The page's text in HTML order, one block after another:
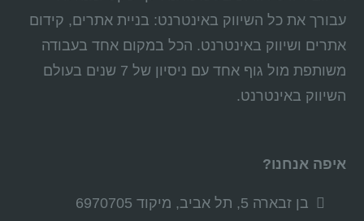
עבורך את כל השיווק באינטרנט: בניית אתרים, קידום
אתרים ושיווק באינטרנט. הכל במקום אחד בעבודה
משותפת מול גוף אחד עם ניסיון של 7 שנים בעולם
השיווק באינטרנט.
איפה אנחנו?
בן זבארה 5, תל אביב, מיקוד 6970705